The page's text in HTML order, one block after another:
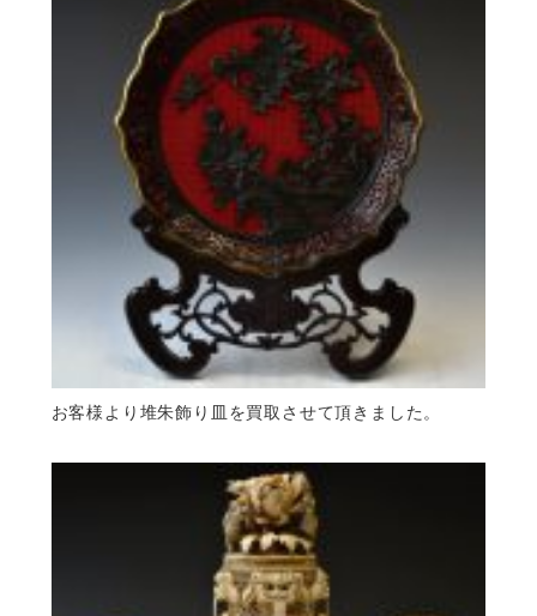
お客様より堆朱飾り皿を買取させて頂きました。